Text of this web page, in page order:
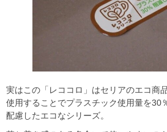
実はこの「レココロ」はセリアのエコ商
使用することでプラスチック使用量を30
配慮したエコなシリーズ。